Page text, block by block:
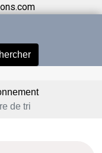
de tri